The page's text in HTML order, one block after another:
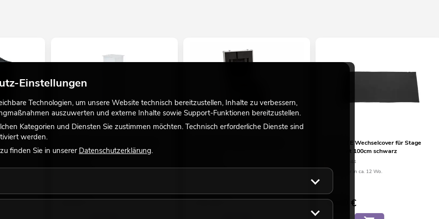
Gala/Events
Stand Set 100cm weiß
26,90€ 235,00€
EUROLITE Wechselcover für Stage
Stand Set 100cm schwarz
No. 32000044
Verfügbar in ca. 12 Wo.
26,90 €
Einstellungen
Technologien, um unsere Website technisch bereitzustellen, Inhalte zu verbessern,
auszuwerten und externe Inhalte sowie Support-Funktionen bereitzustellen.
Kategorien und Diensten Sie zustimmen möchten. Technisch erforderliche Dienste sind
werden.
finden Sie in unserer Datenschutzerklärung.